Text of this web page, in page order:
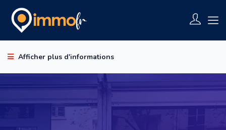
Afficher plus d'informations